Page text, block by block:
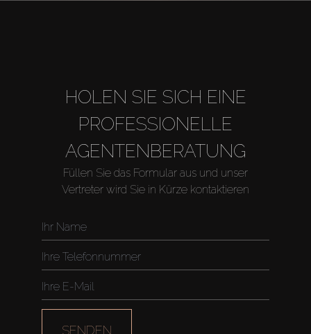
Miete
Verkaufen
Off-Plan
HOLEN SIE SICH EINE
PROFESSIONELLE
AGENTENBERATUNG
Füllen Sie das Formular aus und unser
Vertreter wird Sie in Kürze kontaktieren
SENDEN